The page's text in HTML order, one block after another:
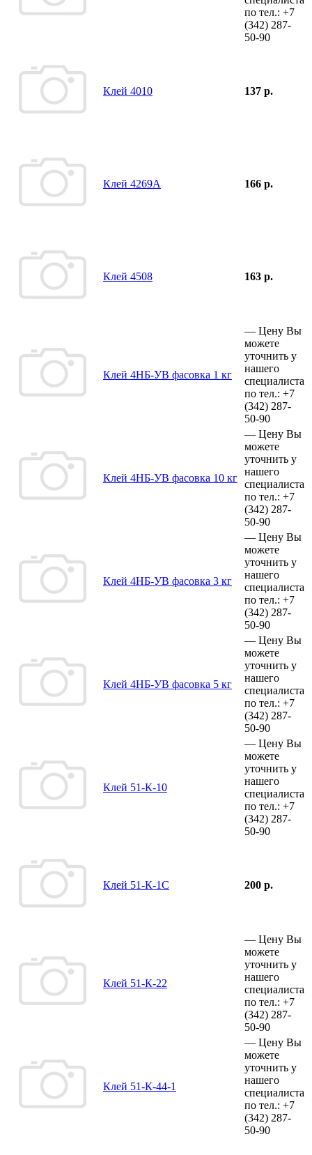
по тел.: +7
(342) 287-
50-90
Клей 4010 137 р.
Клей 4269А 166 р.
Клей 4508 163 р.
Клей 4НБ-УВ фасовка 1 кг
— Цену Вы
можете
уточнить у
нашего
специалиста
по тел.: +7
(342) 287-
50-90
Клей 4НБ-УВ фасовка 10 кг
— Цену Вы
можете
уточнить у
нашего
специалиста
по тел.: +7
(342) 287-
50-90
Клей 4НБ-УВ фасовка 3 кг
— Цену Вы
можете
уточнить у
нашего
специалиста
по тел.: +7
(342) 287-
50-90
Клей 4НБ-УВ фасовка 5 кг
— Цену Вы
можете
уточнить у
нашего
специалиста
по тел.: +7
(342) 287-
50-90
Клей 51-К-10
— Цену Вы
можете
уточнить у
нашего
специалиста
по тел.: +7
(342) 287-
50-90
Клей 51-К-1С 200 р.
Клей 51-К-22
— Цену Вы
можете
уточнить у
нашего
специалиста
по тел.: +7
(342) 287-
50-90
Клей 51-К-44-1
— Цену Вы
можете
уточнить у
нашего
специалиста
по тел.: +7
(342) 287-
50-90